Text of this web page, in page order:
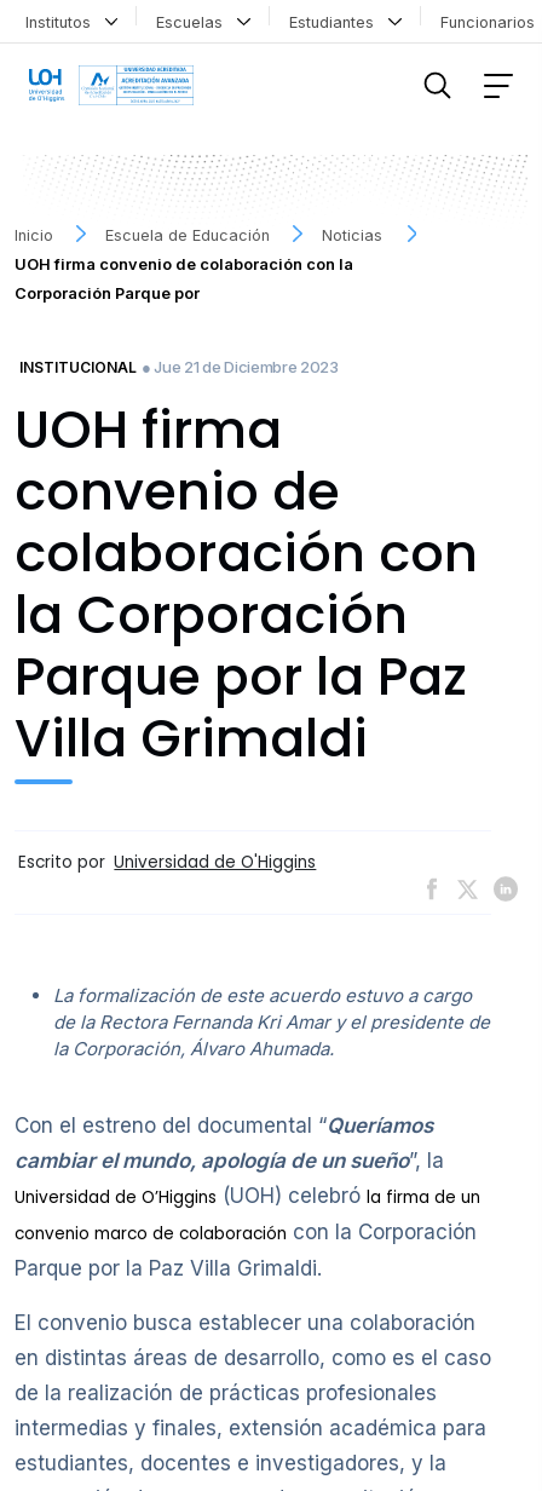
Institutos Escuelas Estudiantes
Inicio Escuela de Educación
Noticias
UOH firma convenio de colaboración con la
Corporación Parque por
INSTITUCIONAL ● Jue 21 de Diciembre 2023
UOH firma
convenio de
colaboración con
la Corporación
Parque por la Paz
Villa Grimaldi
Escrito por Universidad de O'Higgins
La formalización de este acuerdo estuvo a cargo
de la Rectora Fernanda Kri Amar y el presidente de
la Corporación, Álvaro Ahumada.
Con el estreno del documental “Queríamos
cambiar el mundo, apología de un sueño”, la
Universidad de O’Higgins (UOH) celebró la firma de un
convenio marco de colaboración con la Corporación
Parque por la Paz Villa Grimaldi.
El convenio busca establecer una colaboración
en distintas áreas de desarrollo, como es el caso
de la realización de prácticas profesionales
intermedias y finales, extensión académica para
estudiantes, docentes e investigadores, y la